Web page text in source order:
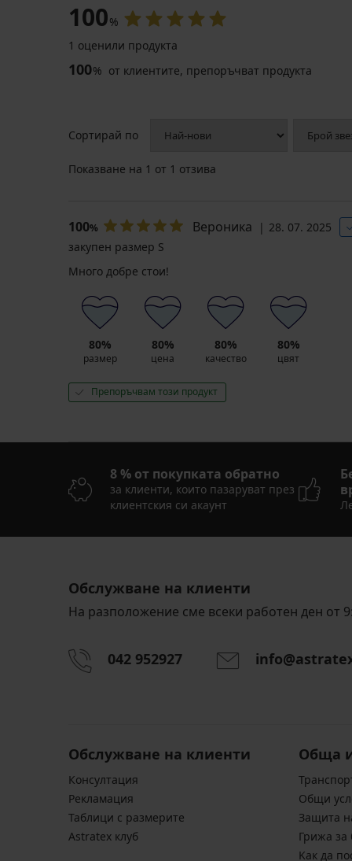
100%
1 оценили продукта
100% от клиентите, препоръчват продукта
Сортирай по
Показване на 1 от 1 отзива
100% Вероника 28. 07. 2025
закупен размер S
Много добре стои!
80%
размер
80%
цена
80%
качество
80%
цвят
Препоръчвам този продукт
8 % от покупката обратно
за клиенти, които пазаруват през
клиентския си акаунт
Обслужване на клиенти
На разположение сме всеки работен ден от
042 952927
Обслужване на клиенти
Консултация
Pекламация
Таблици с размерите
Astratex клуб
Обща
Общи
Защита
Грижа за
Kак да